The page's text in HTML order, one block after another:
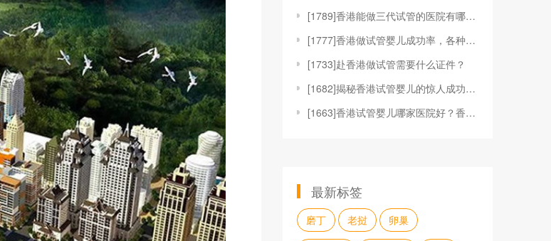
[1789]香港能做三代试管的医院有哪些？附成功率最
[1777]香港做试管婴儿成功率，各种关键因素的深度
[1733]赴香港做试管需要什么证件？
[1682]揭秘香港试管婴儿的惊人成功率, 高出国内
[1663]香港试管婴儿哪家医院好？香港做试管婴儿多
最新标签
磨丁 老挝 卵巢